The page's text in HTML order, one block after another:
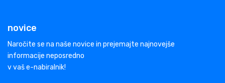
novice
Naročite se na naše novice in prejemajte najnovejše
informacije neposredno
v vaš e-nabiralnik!